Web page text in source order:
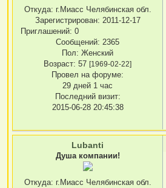
Откуда: г.Миасс Челябинская обл.
Зарегистрирован: 2011-12-17
Приглашений: 0
Сообщений: 2365
Пол: Женский
Возраст: 57[1969-02-22]
Провел на форуме:
29 дней 1 час
Последний визит:
2015-06-28 20:45:38
Lubanti
Душа компании!
Откуда: г.Миасс Челябинская обл.